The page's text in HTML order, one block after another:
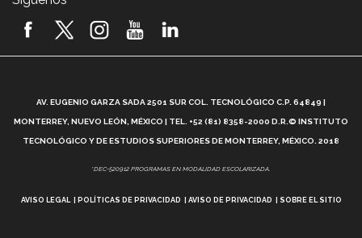
2026! (video)
¿Cómo es el Modelo Educativo Tec? (video)
Vida Tec: Feminismo e Inteligencia Artificial, Paola
AV. EUGENIO GARZA SADA 2501 SUR COL. TECNOLÓGICO C.P. 64849 |
MONTERREY, NUEVO LEÓN, MÉXICO | TEL. +52 (81) 8358-2000 D.R.© INSTITUTO
TECNOLÓGICO Y DE ESTUDIOS SUPERIORES DE MONTERREY, MÉXICO. 2018
*DEC-520912 PROGRAMAS EN MODALIDAD ESCOLARIZADA.
AVISO LEGAL POLÍTICAS DE PRIVACIDAD AVISO DE PRIVACIDAD SOBRE EL SITIO